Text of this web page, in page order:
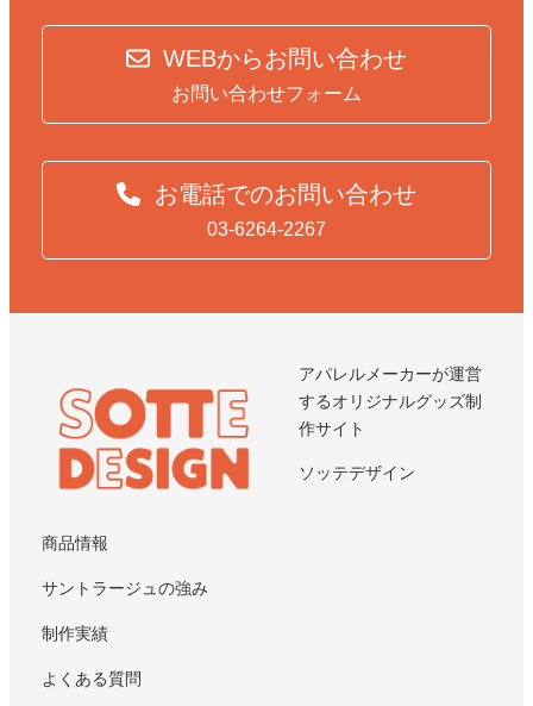
WEBからお問い合わせ
お問い合わせフォーム
お電話でのお問い合わせ
03-6264-2267
アパレルメーカーが運営
するオリジナルグッズ制
作サイト
ソッテデザイン
商品情報
サントラージュの強み
制作実績
よくある質問